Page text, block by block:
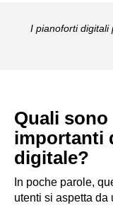
I pianoforti digitali
Quali
importanti
digitale?
In poche parole,
utenti si aspetta da